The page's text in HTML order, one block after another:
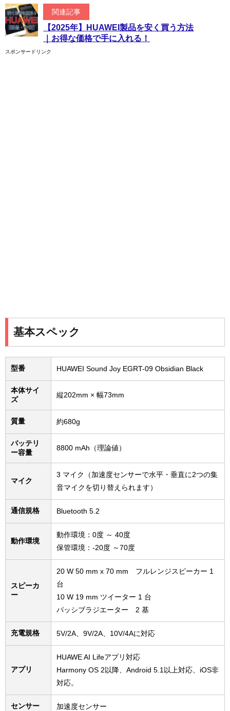
関連記事
【2025年】HUAWEI製品を安く買う方法
｜お得な価格で手に入れる！
スポンサードリンク
基本スペック
型番 HUAWEI Sound Joy EGRT-09 Obsidian Black
本体サイ
ズ
縦202mm × 幅73mm
質量 約680g
バッテリ
ー容量
8800 mAh（理論値）
マイク
3 マイク（加速度センサーで水平・垂直に2つの集
音マイクを切り替えられます）
通信規格 Bluetooth 5.2
動作環境
動作環境：0度 ～ 40度
保管環境：-20度 ～70度
スピーカ
ー
20 W 50 mm x 70 mm フルレンジスピーカー 1
台
10 W 19 mm ツイーター 1 台
パッシブラジエーター 2 基
充電規格 5V/2A、9V/2A、10V/4Aに対応
アプリ
HUAWE AI Lifeアプリ対応
Harmony OS 2以降、Android 5.1以上対応、iOS非
対応。
センサー 加速度センサー